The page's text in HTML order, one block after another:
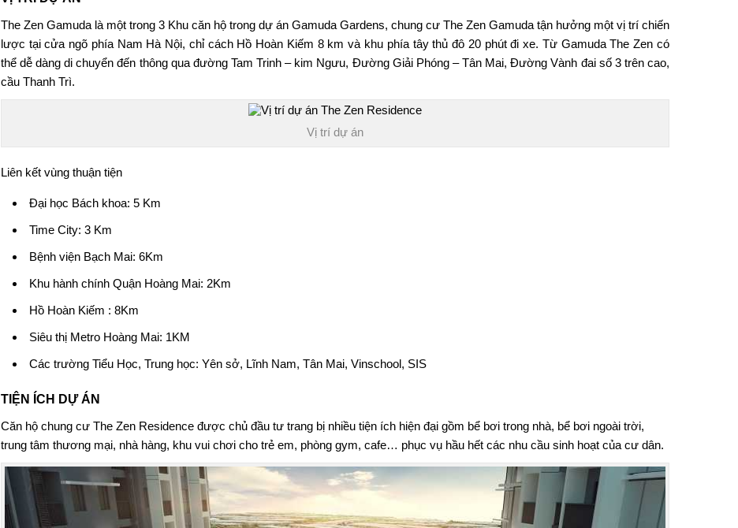
The Zen Gamuda là một trong 3 Khu căn hộ trong dự án Gamuda Gardens, chung cư The Zen Gamudatận hưởng một vị trí chiến
lược tại cửa ngõ phía Nam Hà Nội, chỉ cách Hồ Hoàn Kiếm 8 km và khu phía tây thủ đô 20 phút đi xe. Từ Gamuda The Zen có
thể dễ dàng di chuyển đến thông qua đường Tam Trinh – kim Ngưu, Đường Giải Phóng – Tân Mai, Đường Vành đai số 3 trên cao,
cầu Thanh Trì.
Vị trí dự án
Liên kết vùng thuận tiện
Đại học Bách khoa: 5 Km
Time City: 3 Km
Bệnh viện Bạch Mai: 6Km
Khu hành chính Quận Hoàng Mai: 2Km
Hồ Hoàn Kiếm : 8Km
Siêu thị Metro Hoàng Mai: 1KM
Các trường Tiểu Học, Trung học: Yên sở, Lĩnh Nam, Tân Mai, Vinschool, SIS
TIỆN ÍCH DỰ ÁN
Căn hộ chung cư The Zen Residenceđược chủ đầu tư trang bị nhiều tiện ích hiện đại gồm bể bơi trong nhà, bể bơi ngoài trời,
trung tâm thương mại, nhà hàng, khu vui chơi cho trẻ em, phòng gym, cafe… phục vụ hầu hết các nhu cầu sinh hoạt của cư dân.